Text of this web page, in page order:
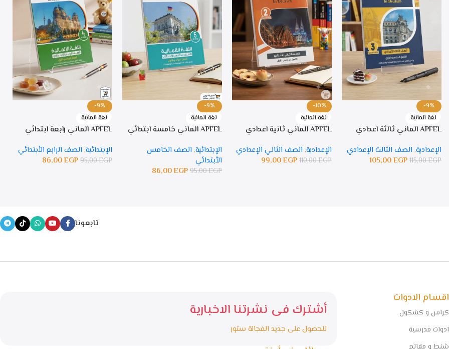
-9%
لغة المانية
APFEL الماني ثالثة اعدادي
الإعدادية, الصف الثالث الإعدادي
115,00EGP
105,00EGP
-10%
لغة المانية
APFEL الماني ثانية اعدادي
الإعدادية, الصف الثاني الإعدادي
110,00EGP
99,00EGP
-9%
لغة المانية
APFEL الماني خامسة ابتدائي
الإبتدائية, الصف الخامس
الأبتدائي
95,00EGP
86,00EGP
-9%
لغة المانية
APFEL الماني رابعة ابتدائي
الإبتدائية, الصف الرابع الأبتدائي
95,00EGP
86,00EGP
تابعونا
اقسام الادوات
كراس و كشكول
ادوات مدرسية
أشترك فى نشرتنا الاخبارية
للحصول على جديد الفجالة ستور